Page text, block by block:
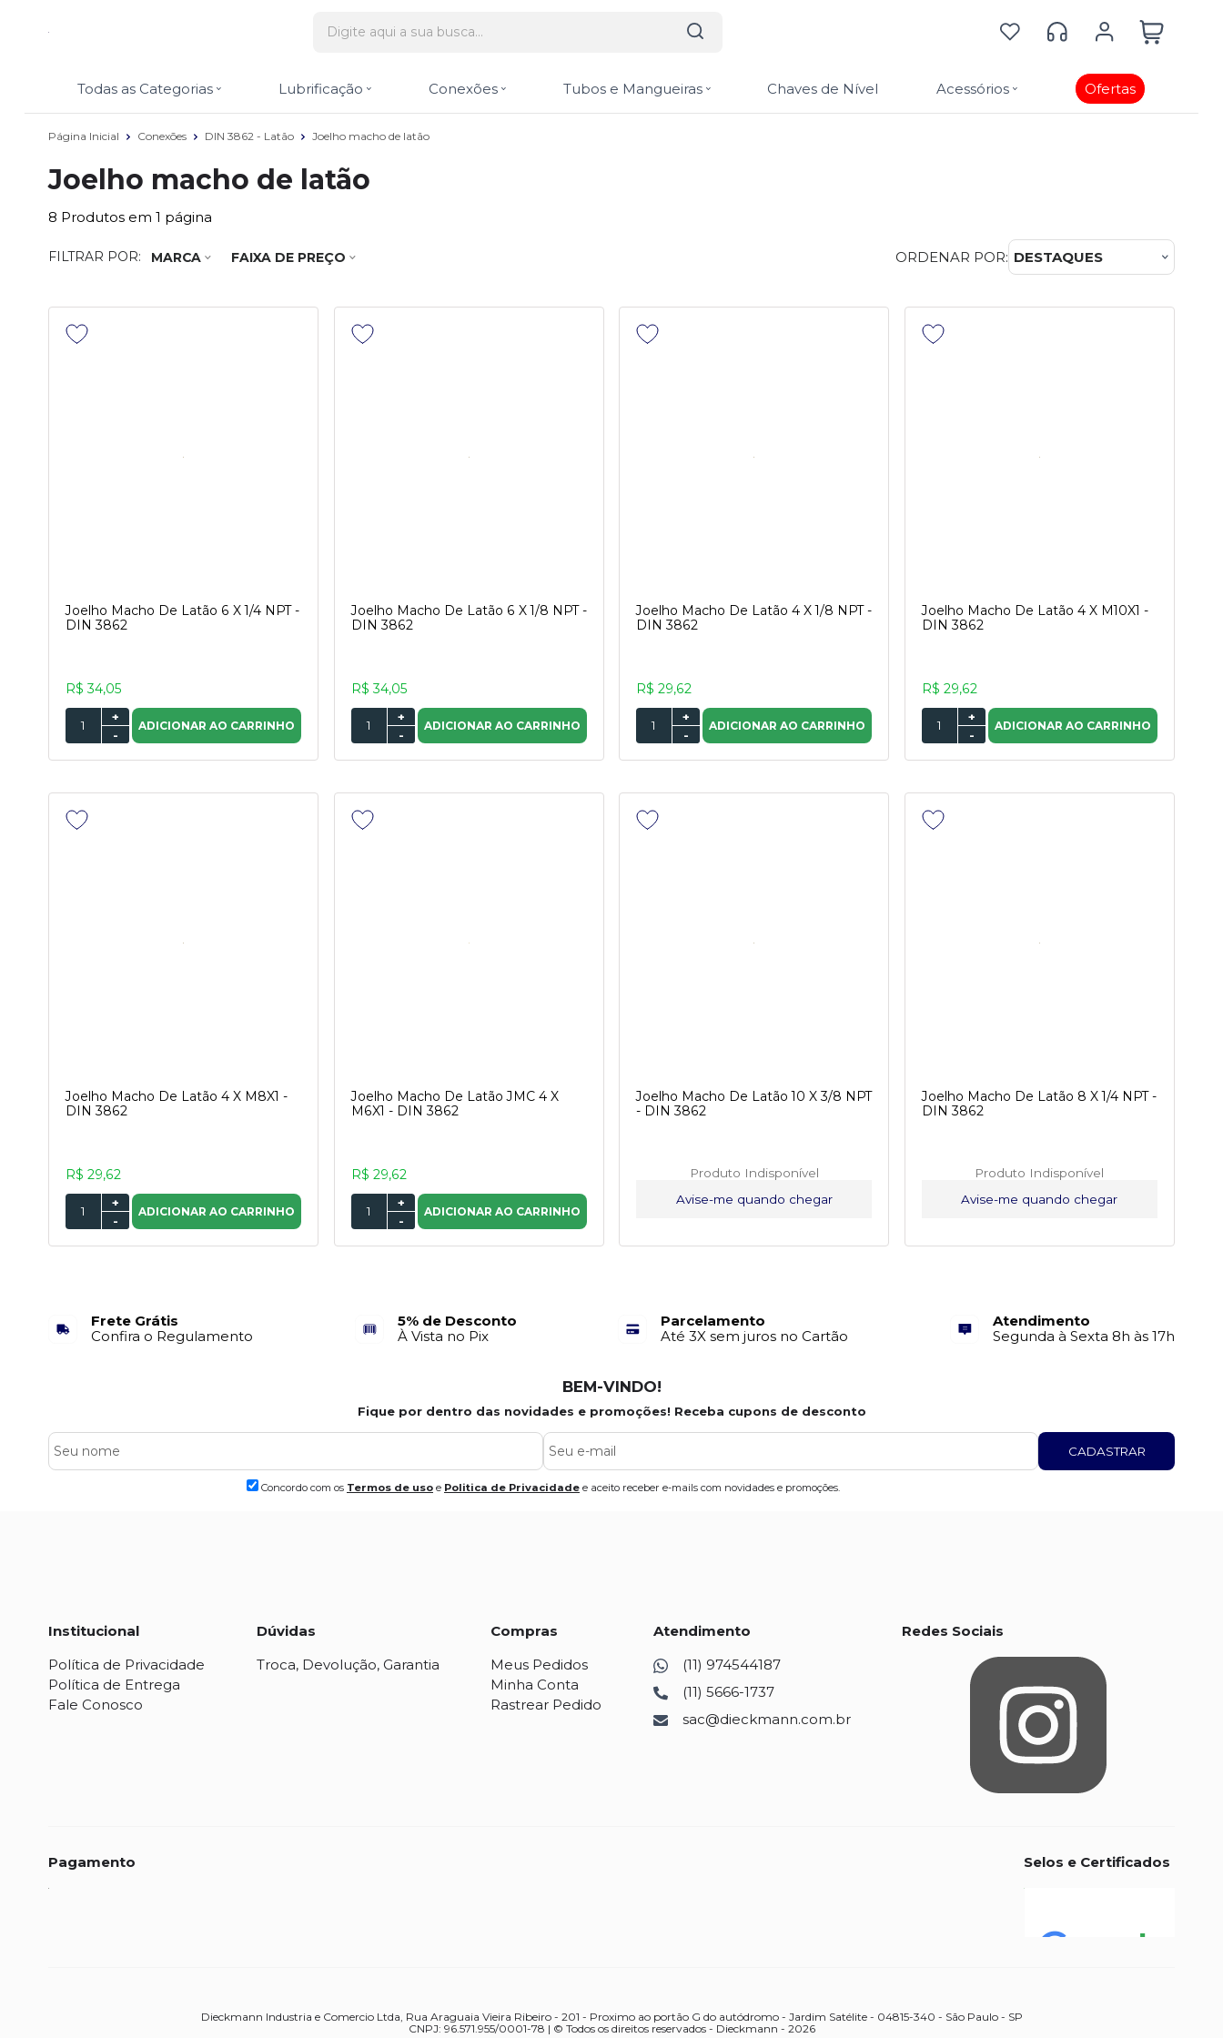
Todas as Categorias Lubrificação Conexões Tubos e Mangueiras Chaves de Nível Acessórios Ofertas
Página Inicial Conexões DIN 3862 - Latão Joelho macho de latão
Joelho macho de latão
8 Produtos em 1 página
FILTRAR POR: MARCA FAIXA DE PREÇO ORDENAR POR: DESTAQUES
Joelho Macho De Latão 6 X 1/4 NPT -
DIN 3862
R$ 34,05
-
+
ADICIONAR AO CARRINHO
Joelho Macho De Latão 6 X 1/8 NPT -
DIN 3862
R$ 34,05
-
+
ADICIONAR AO CARRINHO
Joelho Macho De Latão 4 X 1/8 NPT -
DIN 3862
R$ 29,62
-
+
ADICIONAR AO CARRINHO
Joelho Macho De Latão 4 X M10X1 -
DIN 3862
R$ 29,62
-
+
ADICIONAR AO CARRINHO
Joelho Macho De Latão 4 X M8X1 -
DIN 3862
R$ 29,62
-
+
ADICIONAR AO CARRINHO
Joelho Macho De Latão JMC 4 X
M6X1 - DIN 3862
R$ 29,62
-
+
ADICIONAR AO CARRINHO
Joelho Macho De Latão 10 X 3/8 NPT
- DIN 3862
Produto Indisponível
Avise-me quando chegar
Joelho Macho De Latão 8 X 1/4 NPT -
DIN 3862
Produto Indisponível
Avise-me quando chegar
Frete Grátis
Confira o Regulamento
5% de Desconto
À Vista no Pix
Parcelamento
Até 3X sem juros no Cartão
Atendimento
Segunda à Sexta 8h às 17h
BEM-VINDO!
Fique por dentro das novidades e promoções! Receba cupons de desconto
Concordo com os Termos de uso e Politica de Privacidade e aceito receber e-mails com novidades e promoções.
CADASTRAR
Institucional
Política de Privacidade
Política de Entrega
Fale Conosco
Dúvidas
Troca, Devolução, Garantia
Compras
Meus Pedidos
Minha Conta
Rastrear Pedido
Atendimento
(11) 974544187
(11) 5666-1737
sac@dieckmann.com.br
Redes Sociais
Pagamento Selos e Certificados
Dieckmann Industria e Comercio Ltda, Rua Araguaia Vieira Ribeiro - 201 - Proximo ao portão G do autódromo - Jardim Satélite - 04815-340 - São Paulo - SP
CNPJ: 96.571.955/0001-78 | © Todos os direitos reservados - Dieckmann - 2026